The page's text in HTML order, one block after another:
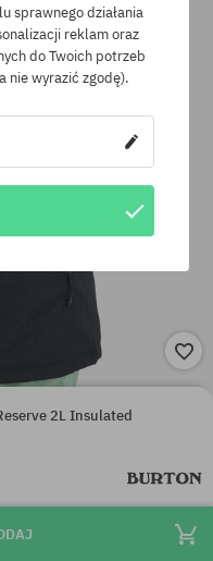
2L Insulated
sprawnego działania
reklam oraz
do Twoich potrzeb
nie wyrazić zgodę).